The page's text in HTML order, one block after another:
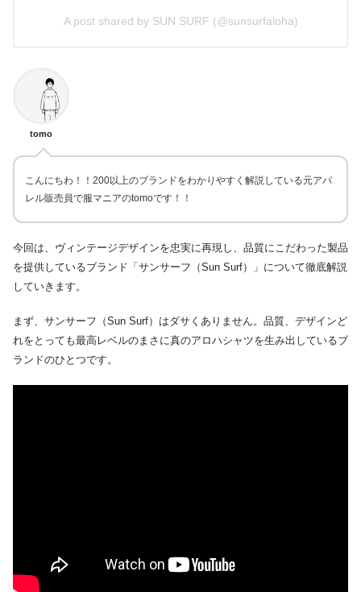
A post shared by SUN SURF (@sunsurfaloha)
tomo
こんにちわ！！200以上のブランドをわかりやすく解説している元アパ
レル販売員で服マニアのtomoです！！
今回は、ヴィンテージデザインを忠実に再現し、品質にこだわった製品
を提供しているブランド「サンサーフ（Sun Surf）」について徹底解説
していきます。
まず、サンサーフ（Sun Surf）はダサくありません。品質、デザインど
れをとっても最高レベルのまさに真のアロハシャツを生み出しているブ
ランドのひとつです。